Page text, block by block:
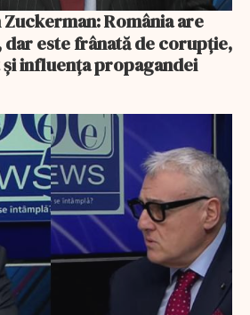
este frânată de corupție,
influența propagandei